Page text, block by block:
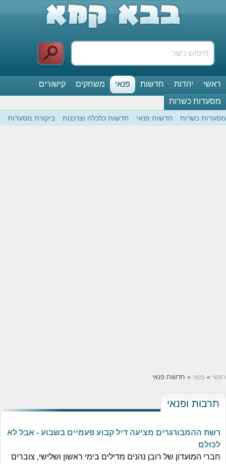
ראשי יהדות חדשות פנאי משחקים
קישורים
מסעדות כשרות
מסעדות כשרות חדשות פנאי חדשות כלכלה וצרכנות ביקורת מסעדות
ראשי » פנאי » חדשות פנאי
תרבות ופנאי
רשת ההמבורגרים מציעה דיל קבוע פעמיים בשבוע - אבל לא
לכולם
חברי המועדון של רובן נהנים מדילים בימי ראשון ושלישי, צוברים